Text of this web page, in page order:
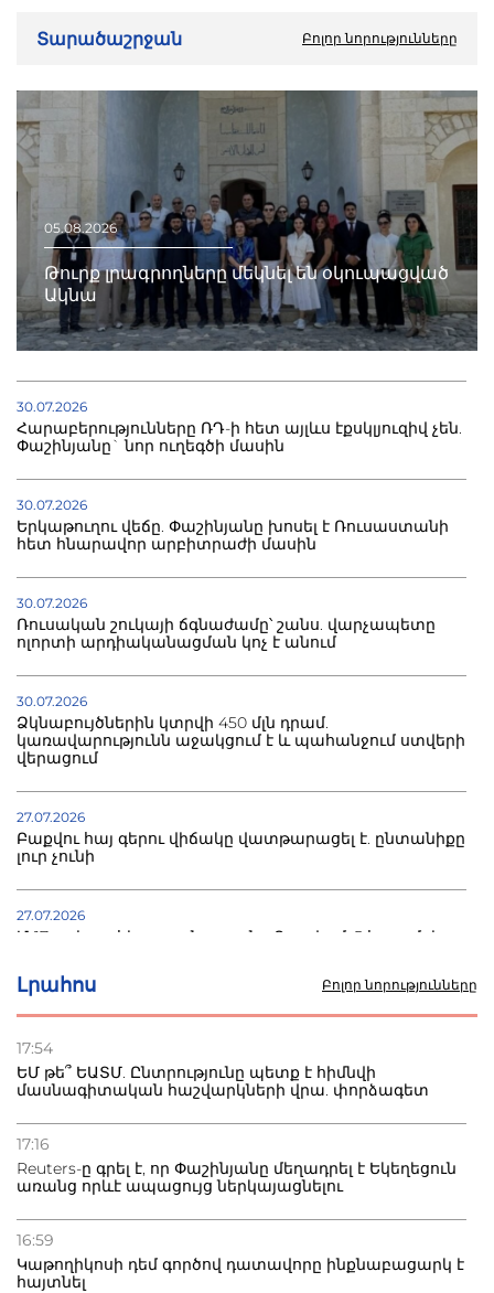
Լրահոս Բոլոր նորությունները
17:54
ԵՄ թե՞ ԵԱՏՄ. Ընտրությունը պետք է հիմնվի
մասնագիտական հաշվարկների վրա. փորձագետ
17:16
Reuters-ը գրել է, որ Փաշինյանը մեղադրել է Եկեղեցուն
առանց որևէ ապացույց ներկայացնելու
16:59
Կաթողիկոսի դեմ գործով դատավորը ինքնաբացարկ է
հայտնել
Տարածաշրջան Բոլոր նորությունները
05.08.2026
Թուրք լրագրողները մեկնել են օկուպացված
Ակնա
30.07.2026
Հարաբերությունները ՌԴ-ի հետ այլևս էքսկլյուզիվ չեն.
Փաշինյանը` նոր ուղեգծի մասին
30.07.2026
Երկաթուղու վեճը. Փաշինյանը խոսել է Ռուսաստանի
հետ հնարավոր արբիտրաժի մասին
30.07.2026
Ռուսական շուկայի ճգնաժամը՝ շանս. վարչապետը
ոլորտի արդիականացման կոչ է անում
30.07.2026
Ձկնաբույծներին կտրվի 450 մլն դրամ.
կառավարությունն աջակցում է և պահանջում ստվերի
վերացում
27.07.2026
Բաքվու հայ գերու վիճակը վատթարացել է. ընտանիքը
լուր չունի
27.07.2026
Մ-17 աշխարհի առաջնությունը Բաքվում. 5 հայ ըմբիշ
22.07.2026
տուժածներ կան
բնակվել Ռուսաստանում
Բաքվի բանտից գեներալ Մանուկյանը դիմել է
Փաշինյանին